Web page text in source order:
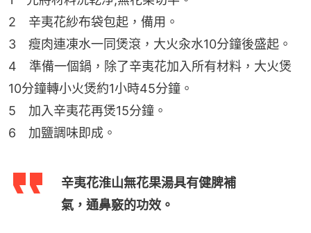
2　辛夷花紗布袋包起，備用。
3　瘦肉連凍水一同煲滾，大火汆水10分鐘後盛起。
4　準備一個鍋，除了辛夷花加入所有材料，大火煲
10分鐘轉小火煲約1小時45分鐘。
5　加入辛夷花再煲15分鐘。
6　加鹽調味即成。
辛夷花淮山無花果湯具有健脾補
氣，通鼻竅的功效。